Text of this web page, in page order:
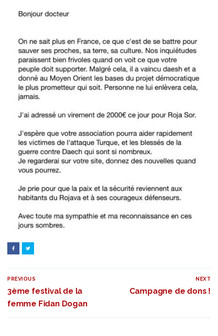
PREVIOUS
3ème festival de la
femme Fidan Dogan
NEXT
Campagne de dons !